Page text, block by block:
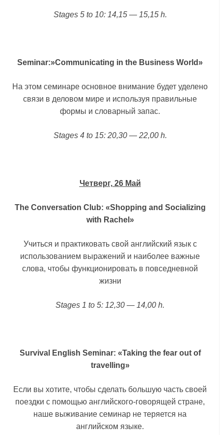
Stages 5 to 10: 14,15 — 15,15 h.
Seminar:»Communicating in the Business World»
На этом семинаре основное внимание будет уделено
связи в деловом мире и используя правильные
формы и словарный запас.
Stages 4 to 15: 20,30 — 22,00 h.
Четверг, 26 Май
The Conversation Club: «Shopping and Socializing
with Rachel»
Учиться и практиковать свой английский язык с
использованием выражений и наиболее важные
слова, чтобы функционировать в повседневной
жизни
Stages 1 to 5: 12,30 — 14,00 h.
Survival English Seminar: «Taking the fear out of
travelling»
Если вы хотите, чтобы сделать большую часть своей
поездки с помощью английского-говорящей стране,
наше выживание семинар не теряется на
английском языке.